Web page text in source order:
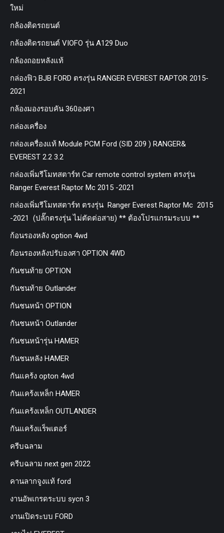
ใหม่
กล้องติดรถยนต์
กล้องติดรถยนต์ VIOFO รุ่น A129 Duo
กล้องถอยหลังแท้
กล่องฟิว BJB FORD ตรงรุ่น RANGER EVEREST RAPTOR 2015-
2021
กล้องมองรอบคัน 360องศา
กล่องเครื่อง
กล่องเครื่องแท้ Module PCM Ford (SID 209 ) RANGER&
EVEREST 2.2 3.2
กล่องเพิ่มรีโมทสตาร์ท Car remote control system ตรงรุ่น
Ranger Everest Raptor Mc 2015 -2021
กล่องเพิ่มรีโมทสตาร์ท ตรงรุ่น Ranger Everest Raptor Mc 2015
-2021 (ปลั๊กตรงรุ่น ไม่ตัดต่อสาย) ** ต้องโปรแกรมระบบ **
ก้อนรองหลัง option 4wd
ก้อนรองหลังปรับองศา OPTION 4WD
กันชนท้าย OPTION
กันชนท้าย Outlander
กันชนหน้า OPTION
กันชนหน้า Outlander
กันชนหน้ารุ่น HAMER
กันชนหลัง HAMER
กันแคร้ง opton 4wd
กันแคร้งเหล็ก HAMER
กันแคร้งเหล็ก OUTLANDER
กันแคร้งแร็พเตอร์
ครีบฉลาม
ครีบฉลาม next gen 2022
คานลากจูงแท้ ford
งานอัพเกรดระบบ sycn 3
งานเปิดระบบ FORD